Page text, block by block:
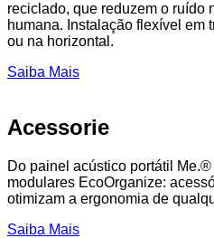
reciclado, que reduzem o ruído
humana. Instalação flexível em
ou na horizontal.
Saiba Mais
Acessorie
Do painel acústico portátil
modulares EcoOrganize:
otimizam a ergonomia de
Saiba Mais